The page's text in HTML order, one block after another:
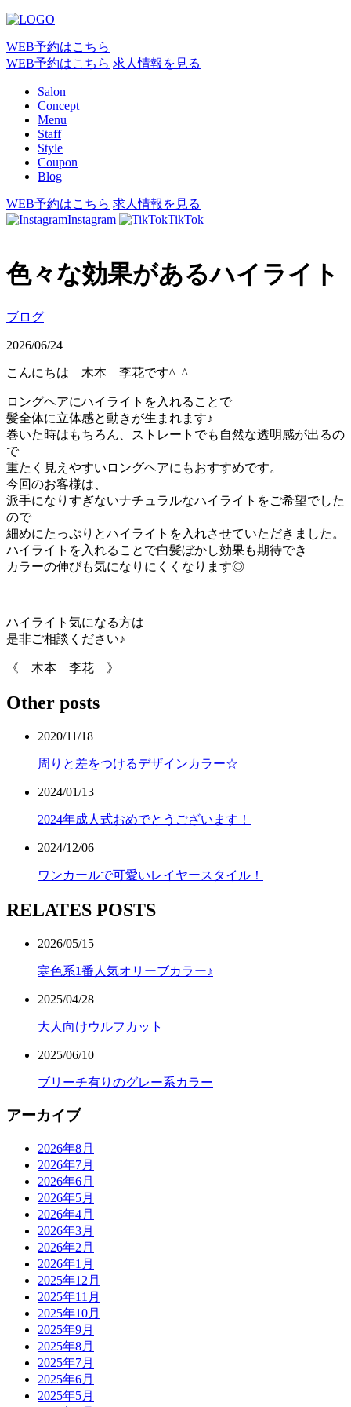
WEB予約はこちら
WEB予約はこちら 求人情報を見る
Salon
Concept
Menu
Staff
Style
Coupon
Blog
WEB予約はこちら 求人情報を見る
Instagram
TikTok
色々な効果があるハイライト
ブログ
2026/06/24
こんにちは 木本 李花です^_^
ロングヘアにハイライトを入れることで
髪全体に立体感と動きが生まれます♪
巻いた時はもちろん、ストレートでも自然な透明感が出るの
で
重たく見えやすいロングヘアにもおすすめです。
今回のお客様は、
派手になりすぎないナチュラルなハイライトをご希望でした
ので
細めにたっぷりとハイライトを入れさせていただきました。
ハイライトを入れることで白髪ぼかし効果も期待でき
カラーの伸びも気になりにくくなります◎
ハイライト気になる方は
是非ご相談ください♪
《 木本 李花 》
Other posts
2020/11/18
周りと差をつけるデザインカラー☆
2024/01/13
2024年成人式おめでとうございます！
2024/12/06
ワンカールで可愛いレイヤースタイル！
RELATES POSTS
2026/05/15
寒色系1番人気オリーブカラー♪
2025/04/28
大人向けウルフカット
2025/06/10
ブリーチ有りのグレー系カラー
アーカイブ
2026年8月
2026年7月
2026年6月
2026年5月
2026年4月
2026年3月
2026年2月
2026年1月
2025年12月
2025年11月
2025年10月
2025年9月
2025年8月
2025年7月
2025年6月
2025年5月